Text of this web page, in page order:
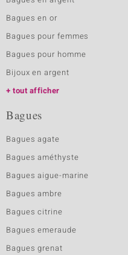
Bagues en or
Bagues pour femmes
Bagues pour homme
Bijoux en argent
tout afficher
Bagues
Bagues agate
Bagues améthyste
Bagues aigue-marine
Bagues ambre
Bagues citrine
Bagues emeraude
Bagues grenat